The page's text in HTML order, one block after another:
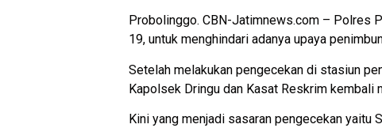
Probolinggo. CBN-Jatimnews.com – Polres
19, untuk menghindari adanya upaya
Setelah melakukan pengecekan di stasiun
Kapolsek Dringu dan Kasat Reskrim kembali
Kini yang menjadi sasaran pengecekan yaitu